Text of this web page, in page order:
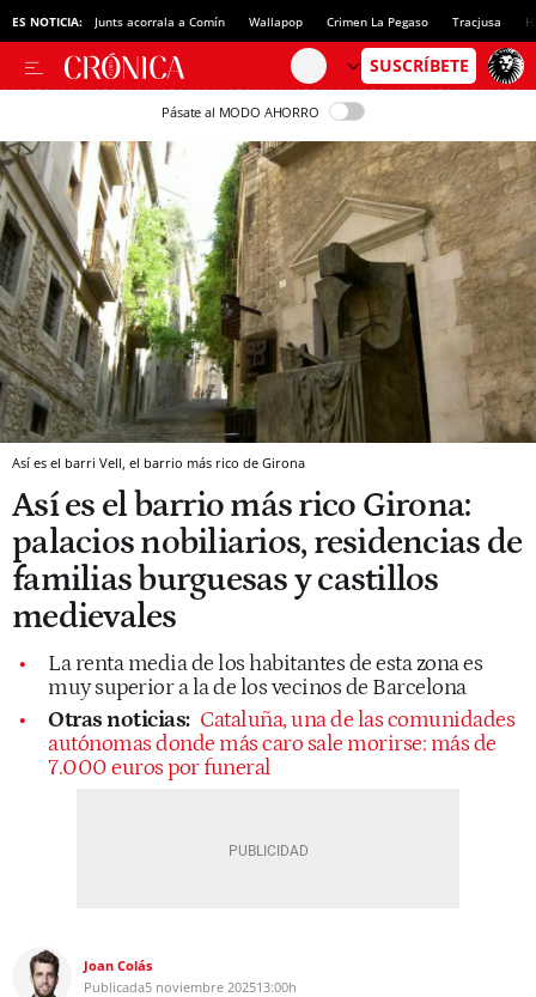
ES NOTICIA: Junts acorrala a Comín Wallapop Crimen La Pegaso Tracjusa
Pásate al MODO AHORRO
Así es el barri Vell, el barrio más rico de Girona
Así es el barrio más rico Girona:
palacios nobiliarios, residencias de
familias burguesas y castillos
medievales
La renta media de los habitantes de esta zona es
muy superior a la de los vecinos de Barcelona
Otras noticias: Cataluña, una de las comunidades
autónomas donde más caro sale morirse: más de
7.000 euros por funeral
Joan Colás
Publicada5 noviembre 202513:00h